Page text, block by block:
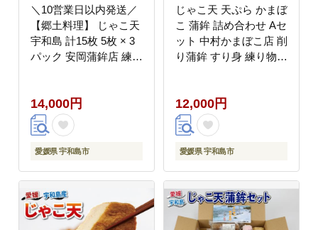
＼10営業日以内発送／
【郷土料理】 じゃこ天
宇和島 計15枚 5枚 × 3
パック 安岡蒲鉾店 練り
C014-020004
14,000円
愛媛県 宇和島市
じゃこ天 天ぷら かまぼ
こ 蒲鉾 詰め合わせ Aセ
ット 中村かまぼこ店 削
り蒲鉾 すり身 練り物
まぼこ 揚げかまぼこ 蒲
鉾 カマボコ グルメ 贈
り物 練り物 練物 郷土
料理 おつまみ 加工品
C012-013001
12,000円
愛媛県 宇和島市